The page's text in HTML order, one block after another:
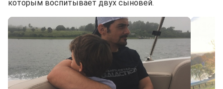
которым воспитывает двух сыновей.